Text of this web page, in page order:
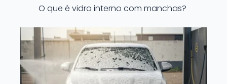
O que é vidro interno com manchas?